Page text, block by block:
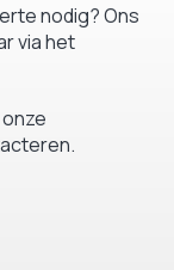
nodig? Ons
via het